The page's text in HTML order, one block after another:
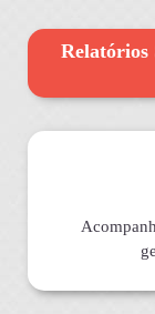
Relatórios